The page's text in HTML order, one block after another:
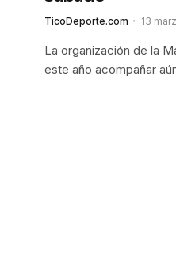
TicoDeporte.com 13
La organización de la
este año acompañar